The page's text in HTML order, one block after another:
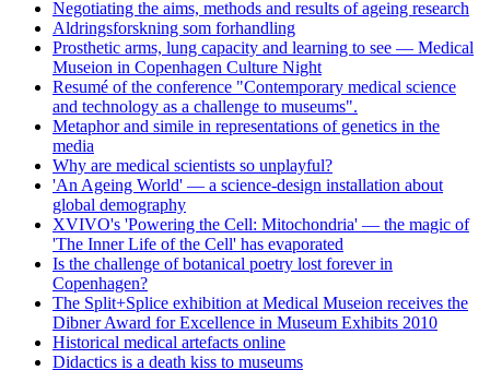
Negotiating the aims, methods and results of ageing research
Aldringsforskning som forhandling
Prosthetic arms, lung capacity and learning to see — Medical
Museion in Copenhagen Culture Night
Resumé of the conference "Contemporary medical science
and technology as a challenge to museums".
Metaphor and simile in representations of genetics in the
media
Why are medical scientists so unplayful?
'An Ageing World' — a science-design installation about
global demography
XVIVO's 'Powering the Cell: Mitochondria' — the magic of
'The Inner Life of the Cell' has evaporated
Is the challenge of botanical poetry lost forever in
Copenhagen?
The Split+Splice exhibition at Medical Museion receives the
Dibner Award for Excellence in Museum Exhibits 2010
Historical medical artefacts online
Didactics is a death kiss to museums